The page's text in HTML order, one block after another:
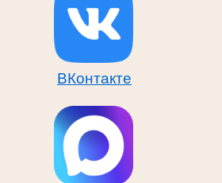
ВКонтакте